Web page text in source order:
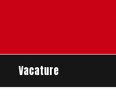
Vacature